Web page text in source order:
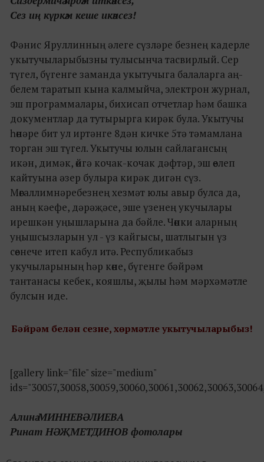
Сез иң күркәм кеше икәнсез!
Фәнис Яруллинның әлеге сүзләре безнең кадерле
укытучыларыбызны тулысынча тасвирлый. Сер
түгел, бүгенге заманда укытучыга балаларга аң-
белем таратып кына калмыйча, электрон журнал,
эш программалары, бихисап отчетлар һәм башка
документлар да тутырырга кирәк була. Укытучы
һөнәре бит ул иртәнге 8дән кичке 5тә тәмамлана
торган эш түгел. Укытучы юлын сайлагансың
икән, димәк, өйгә кочак-кочак дәфтәр, эш өелеп
кайтуына әзер булыра кирәк дигән сүз.
Мөгаллимнәребезнең хезмәт юлы авыр булса да,
аның кәефе, дәрәҗәсе, эше үзенең укучылары
ирешкән уңышларына да бәйле. Чөнки аларның
уңышсызларын ул - үз кайгысы, шатлыгын үз
сөенече итеп кабул итә. Республикабыз
укучыларының һәр көне, бүгенге бәйрәм
тантанасы кебек, кояшлы, җылы һәм мәрхәмәтле
булсын иде.
Бәйрәм белән сезне, хөрмәтле укытучыларыбыз!
[gallery link="file" size="medium"
Алинә МИННЕВӘЛИЕВА
Ринат НӘҖМЕТДИНОВ фотолары